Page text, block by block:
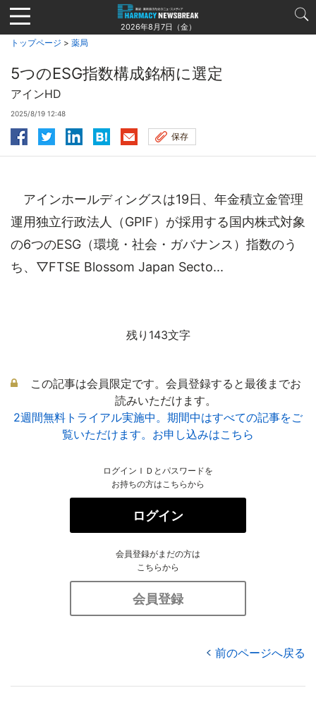
Jump
to
navigation
2026年8月7日（金）
トップページ > 薬局
5つのESG指数構成銘柄に選定
アインHD
2025/8/19 12:48
保存
アインホールディングスは19日、年金積立金管理
運用独立行政法人（GPIF）が採用する国内株式対象
の6つのESG（環境・社会・ガバナンス）指数のう
ち、▽FTSE Blossom Japan Secto...
残り143文字
この記事は会員限定です。会員登録すると最後までお
読みいただけます。
2週間無料トライアル実施中。期間中はすべての記事をご
覧いただけます。お申し込みはこちら
ログインＩＤとパスワードを
お持ちの方はこちらから
ログイン
会員登録がまだの方は
こちらから
会員登録
前のページへ戻る